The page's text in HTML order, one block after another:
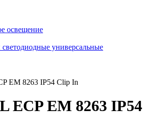
освещение
универсальные
EM 8263 IP54 Clip In
ECP EM 8263 IP54